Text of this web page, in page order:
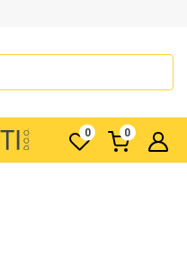
0 0